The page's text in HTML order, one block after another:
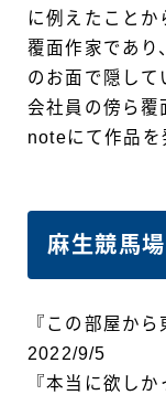
に例えたことか
覆面作家であり
のお面で隠して
会社員の傍ら
noteにて作品を
麻生競馬
『この部屋か
2022/9/5
『本当に欲し